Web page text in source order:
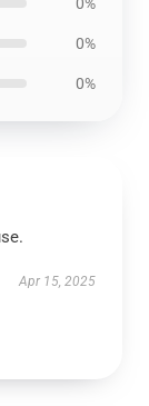
0%
0%
Apr 15, 2025